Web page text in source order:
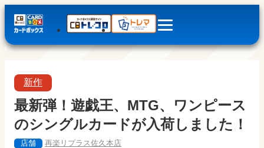
新作
最新弾！遊戯王、MTG、ワンピース
のシングルカードが入荷しました！
店舗
再楽リプラス佐久本店